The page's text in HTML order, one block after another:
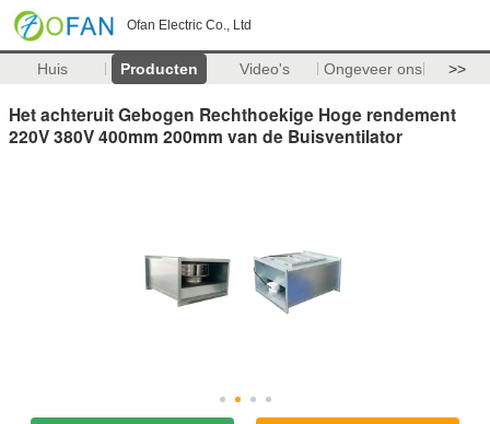
Ofan Electric Co., Ltd
Huis Producten Video's Ongeveer ons >>
Het achteruit Gebogen Rechthoekige Hoge rendement
220V 380V 400mm 200mm van de Buisventilator